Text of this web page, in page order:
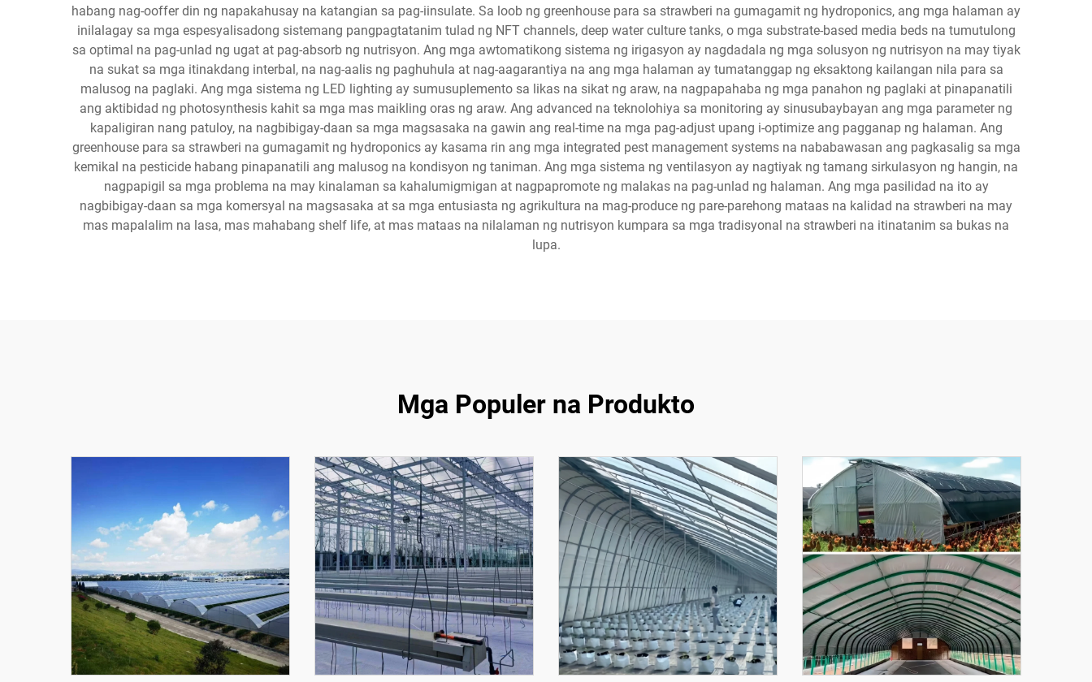
habang nag-ooffer din ng napakahusay na katangian sa pag-iinsulate. Sa loob ng greenhouse para sa strawberi na gumagamit ng hydroponics, ang mga halaman ay
inilalagay sa mga espesyalisadong sistemang pangpagtatanim tulad ng NFT channels, deep water culture tanks, o mga substrate-based media beds na tumutulong
sa optimal na pag-unlad ng ugat at pag-absorb ng nutrisyon. Ang mga awtomatikong sistema ng irigasyon ay nagdadala ng mga solusyon ng nutrisyon na may tiyak
na sukat sa mga itinakdang interbal, na nag-aalis ng paghuhula at nag-aagarantiya na ang mga halaman ay tumatanggap ng eksaktong kailangan nila para sa
malusog na paglaki. Ang mga sistema ng LED lighting ay sumusuplemento sa likas na sikat ng araw, na nagpapahaba ng mga panahon ng paglaki at pinapanatili
ang aktibidad ng photosynthesis kahit sa mga mas maikling oras ng araw. Ang advanced na teknolohiya sa monitoring ay sinusubaybayan ang mga parameter ng
kapaligiran nang patuloy, na nagbibigay-daan sa mga magsasaka na gawin ang real-time na mga pag-adjust upang i-optimize ang pagganap ng halaman. Ang
greenhouse para sa strawberi na gumagamit ng hydroponics ay kasama rin ang mga integrated pest management systems na nababawasan ang pagkasalig sa mga
kemikal na pesticide habang pinapanatili ang malusog na kondisyon ng taniman. Ang mga sistema ng ventilasyon ay nagtiyak ng tamang sirkulasyon ng hangin, na
nagpapigil sa mga problema na may kinalaman sa kahalumigmigan at nagpapromote ng malakas na pag-unlad ng halaman. Ang mga pasilidad na ito ay
nagbibigay-daan sa mga komersyal na magsasaka at sa mga entusiasta ng agrikultura na mag-produce ng pare-parehong mataas na kalidad na strawberi na may
mas mapalalim na lasa, mas mahabang shelf life, at mas mataas na nilalaman ng nutrisyon kumpara sa mga tradisyonal na strawberi na itinatanim sa bukas na
lupa.
Mga Populer na Produkto